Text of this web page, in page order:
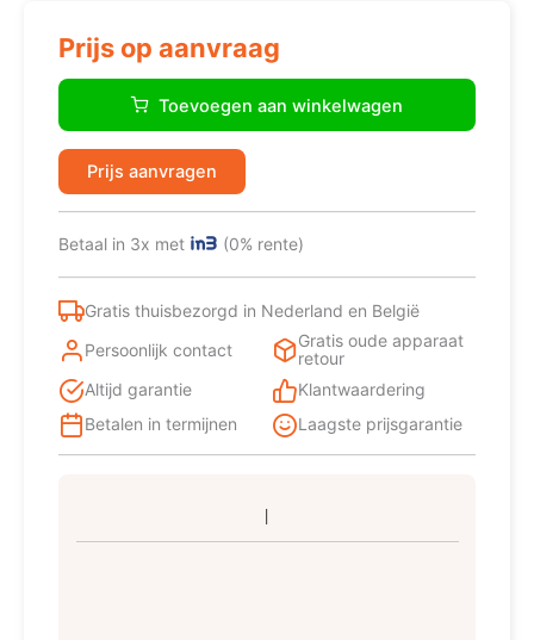
Prijs op aanvraag
kookplaat
inductie
aantal
Toevoegen aan winkelwagen
Prijs aanvragen
Betaal in 3x met (0% rente)
Gratis thuisbezorgd in Nederland en België
Persoonlijk contact
Gratis oude apparaat
retour
Altijd garantie
Klantwaardering
Betalen in termijnen
Laagste prijsgarantie